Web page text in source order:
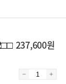
237,600원